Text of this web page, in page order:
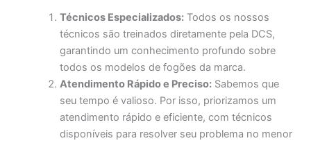
Técnicos Especializados: Todos os nossos
técnicos são treinados diretamente pela DCS,
garantindo um conhecimento profundo sobre
todos os modelos de fogões da marca.
Atendimento Rápido e Preciso: Sabemos que
seu tempo é valioso. Por isso, priorizamos um
atendimento rápido e eficiente, com técnicos
disponíveis para resolver seu problema no menor